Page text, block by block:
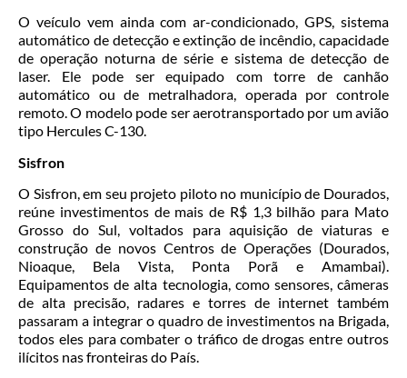
O veículo vem ainda com ar-condicionado, GPS, sistema
automático de detecção e extinção de incêndio, capacidade
de operação noturna de série e sistema de detecção de
laser. Ele pode ser equipado com torre de canhão
automático ou de metralhadora, operada por controle
remoto. O modelo pode ser aerotransportado por um avião
tipo Hercules C-130.
Sisfron
O Sisfron, em seu projeto piloto no município de Dourados,
reúne investimentos de mais de R$ 1,3 bilhão para Mato
Grosso do Sul, voltados para aquisição de viaturas e
construção de novos Centros de Operações (Dourados,
Nioaque, Bela Vista, Ponta Porã e Amambai).
Equipamentos de alta tecnologia, como sensores, câmeras
de alta precisão, radares e torres de internet também
passaram a integrar o quadro de investimentos na Brigada,
todos eles para combater o tráfico de drogas entre outros
ilícitos nas fronteiras do País.